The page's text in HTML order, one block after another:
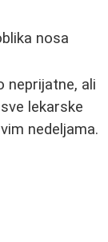
nosa
neprijatne, ali
lekarske
nedeljama.